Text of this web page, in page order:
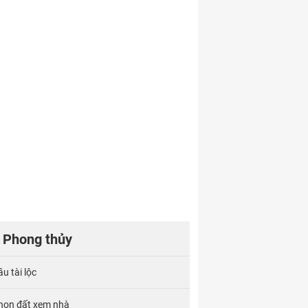
Phong thủy
tài lộc
đất xem nhà